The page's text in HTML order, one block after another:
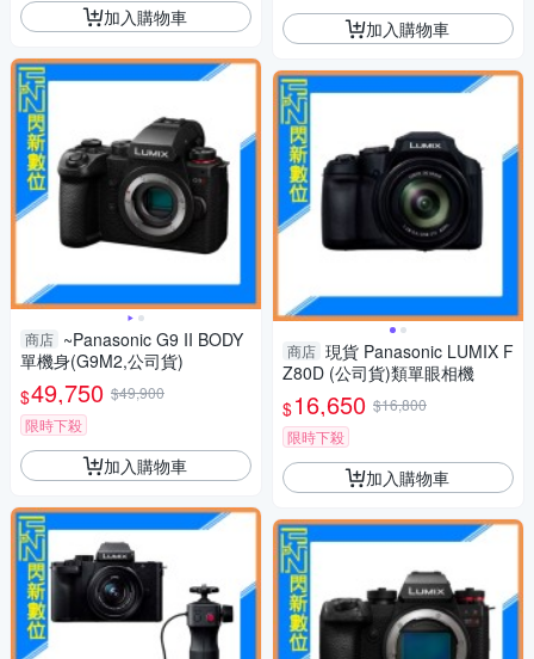
加入購物車
商店 ~Panasonic G9 II BODY
單機身(G9M2,公司貨)
$49,750 $49,900
限時下殺
加入購物車
加入購物車
商店 現貨 Panasonic LUMIX F
Z80D (公司貨)類單眼相機
$16,650 $16,800
限時下殺
加入購物車